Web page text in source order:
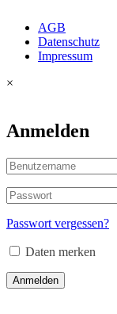
AGB
Datenschutz
Impressum
×
Anmelden
Passwort vergessen?
Daten merken
Anmelden